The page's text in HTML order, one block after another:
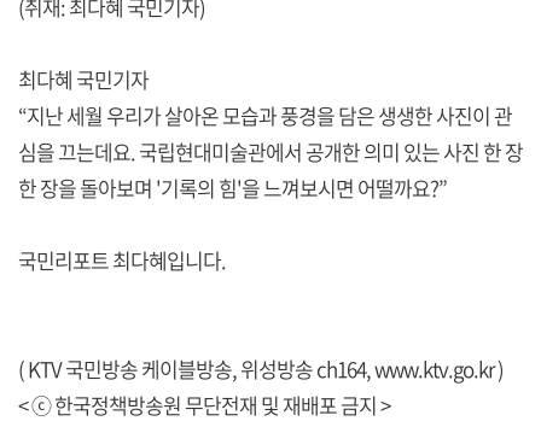
(취재: 최다혜 국민기자)
최다혜 국민기자
“지난 세월 우리가 살아온 모습과 풍경을 담은 생생한 사진이 관
심을 끄는데요. 국립현대미술관에서 공개한 의미 있는 사진 한 장
한 장을 돌아보며 '기록의 힘'을 느껴보시면 어떨까요?”
국민리포트 최다혜입니다.
( KTV 국민방송 케이블방송, 위성방송 ch164,www.ktv.go.kr)
< ⓒ 한국정책방송원 무단전재 및 재배포 금지 >